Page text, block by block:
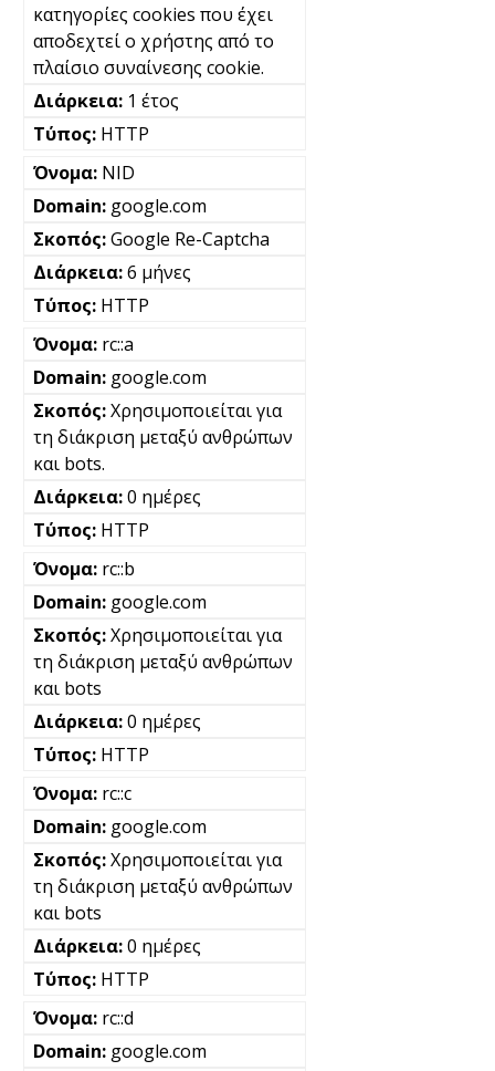
κατηγορίες cookies που έχει
αποδεχτεί ο χρήστης από το
πλαίσιο συναίνεσης cookie.
1 έτος
HTTP
NID
google.com
Google Re-Captcha
6 μήνες
HTTP
rc::a
google.com
Χρησιμοποιείται για
τη διάκριση μεταξύ ανθρώπων
και bots.
0 ημέρες
HTTP
rc::b
google.com
Χρησιμοποιείται για
τη διάκριση μεταξύ ανθρώπων
και bots
0 ημέρες
HTTP
rc::c
google.com
Χρησιμοποιείται για
τη διάκριση μεταξύ ανθρώπων
και bots
0 ημέρες
HTTP
rc::d
google.com